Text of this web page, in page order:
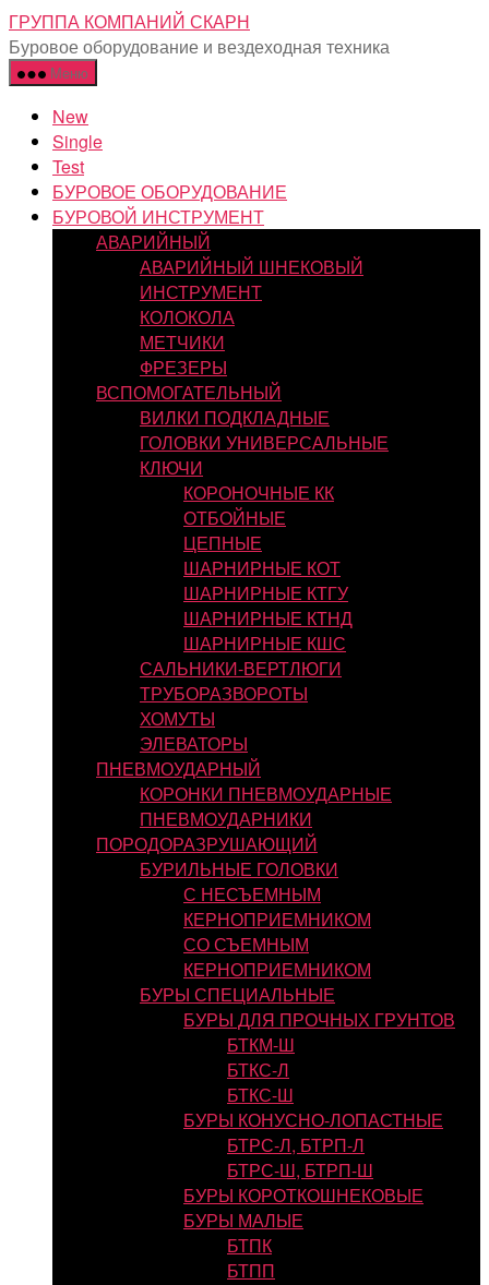
Перейти
к
содержимому
ГРУППА КОМПАНИЙ СКАРН
Буровое оборудование и вездеходная техника
Меню
New
Single
Test
БУРОВОЕ ОБОРУДОВАНИЕ
БУРОВОЙ ИНСТРУМЕНТ
АВАРИЙНЫЙ
АВАРИЙНЫЙ ШНЕКОВЫЙ
ИНСТРУМЕНТ
КОЛОКОЛА
МЕТЧИКИ
ФРЕЗЕРЫ
ВСПОМОГАТЕЛЬНЫЙ
ВИЛКИ ПОДКЛАДНЫЕ
ГОЛОВКИ УНИВЕРСАЛЬНЫЕ
КЛЮЧИ
КОРОНОЧНЫЕ КК
ОТБОЙНЫЕ
ЦЕПНЫЕ
ШАРНИРНЫЕ КОТ
ШАРНИРНЫЕ КТГУ
ШАРНИРНЫЕ КТНД
ШАРНИРНЫЕ КШС
САЛЬНИКИ-ВЕРТЛЮГИ
ТРУБОРАЗВОРОТЫ
ХОМУТЫ
ЭЛЕВАТОРЫ
ПНЕВМОУДАРНЫЙ
КОРОНКИ ПНЕВМОУДАРНЫЕ
ПНЕВМОУДАРНИКИ
ПОРОДОРАЗРУШАЮЩИЙ
БУРИЛЬНЫЕ ГОЛОВКИ
С НЕСЪЕМНЫМ
КЕРНОПРИЕМНИКОМ
СО СЪЕМНЫМ
КЕРНОПРИЕМНИКОМ
БУРЫ СПЕЦИАЛЬНЫЕ
БУРЫ ДЛЯ ПРОЧНЫХ ГРУНТОВ
БТКМ-Ш
БТКС-Л
БТКС-Ш
БУРЫ КОНУСНО-ЛОПАСТНЫЕ
БТРС-Л, БТРП-Л
БТРС-Ш, БТРП-Ш
БУРЫ КОРОТКОШНЕКОВЫЕ
БУРЫ МАЛЫЕ
БТПК
БТПП